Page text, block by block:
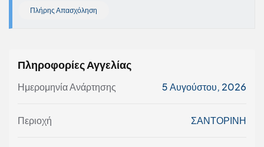
Πλήρης Απασχόληση
Πληροφορίες Αγγελίας
Ημερομηνία Ανάρτησης 5 Αυγούστου, 2026
Περιοχή ΣΑΝΤΟΡΙΝΗ